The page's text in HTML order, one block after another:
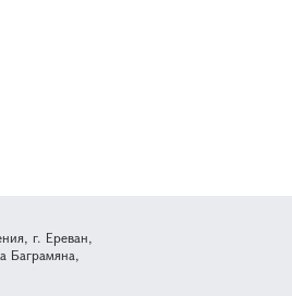
г. Ереван,
Баграмяна,